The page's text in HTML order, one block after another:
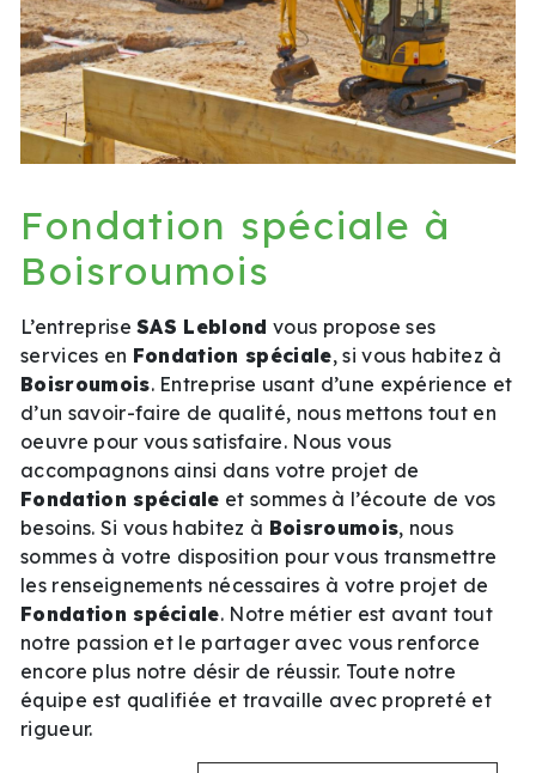
Fondation spéciale à
Boisroumois
L’entrepriseSAS Leblond vous propose ses
services en Fondation spéciale, si vous habitez à
Boisroumois. Entreprise usant d’une expérience et
d’un savoir-faire de qualité, nous mettons tout en
oeuvre pour vous satisfaire. Nous vous
accompagnons ainsi dans votre projet de
Fondation spéciale et sommes à l’écoute de vos
besoins. Si vous habitez à Boisroumois, nous
sommes à votre disposition pour vous transmettre
les renseignements nécessaires à votre projet de
Fondation spéciale. Notre métier est avant tout
notre passion et le partager avec vous renforce
encore plus notre désir de réussir. Toute notre
équipe est qualifiée et travaille avec propreté et
rigueur.